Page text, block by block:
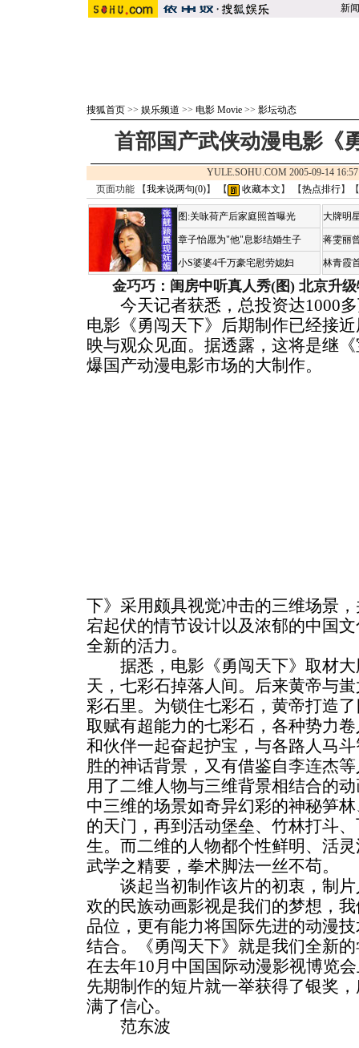
新闻
搜狐首页 >> 娱乐频道 >> 电影 Movie >> 影坛动态
首部国产武侠动漫电影《
YULE.SOHU.COM 2005-09-14
页面功能 【我来说两句(0)】 【 收藏本文 】 【热点排行】【
图:关咏荷产后家庭照首曝光
章子怡愿为"他"息影结婚生子
小S婆婆4千万豪宅慰劳媳妇
大牌明
蒋雯丽
林青霞
金巧巧：闺房中听真人秀(图) 北京升
今天记者获悉，总投资达1000多
电影《勇闯天下》后期制作已经接
映与观众见面。据透露，这将是继
爆国产动漫电影市场的大制作。
下》采用颇具视觉冲击的三维场景
宕起伏的情节设计以及浓郁的中国
全新的活力。
据悉，电影《勇闯天下》取材大
天，七彩石掉落人间。后来黄帝与
彩石里。为锁住七彩石，黄帝打造
取赋有超能力的七彩石，各种势力
和伙伴一起奋起护宝，与各路人马
胜的神话背景，又有借鉴自李连杰等
用了二维人物与三维背景相结合的
中三维的场景如奇异幻彩的神秘笋
的天门，再到活动堡垒、竹林打斗
生。而二维的人物都个性鲜明、活
武学之精要，拳术脚法一丝不苟。
谈起当初制作该片的初衷，制片
欢的民族动画影视是我们的梦想，
品位，更有能力将国际先进的动漫
结合。《勇闯天下》就是我们全新
在去年10月中国国际动漫影视博览
先期制作的短片就一举获得了银奖
满了信心。
范东波